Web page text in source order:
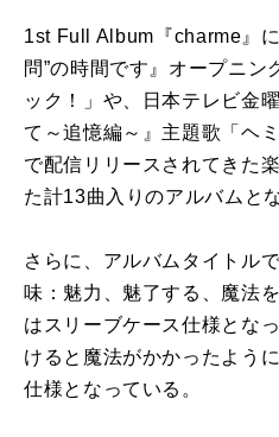
1st Full Album『charme』
問”の時間です』オープニン
ック！」や、日本テレビ金
て～追憶編～』主題歌「ヘ
で配信リリースされてきた
た計13曲入りのアルバムと
さらに、アルバムタイトル
味：魅力、魅了する、魔法
はスリーブケース仕様とな
けると魔法がかかったよう
仕様となっている。